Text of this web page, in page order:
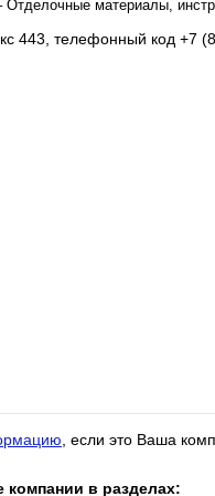
Отделочные материалы,
443, телефонный код +7
, если это Ваша
компании в разделах: